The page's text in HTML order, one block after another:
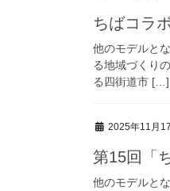
ちばコラ
他のモデルと
る地域づくり
る四街道市 […]
2025年11月
第15回「
他のモデルと